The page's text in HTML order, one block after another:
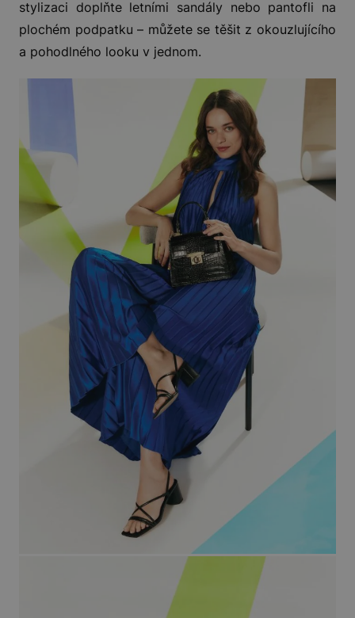
stylizaci doplňte letními sandály nebo pantofli na
plochém podpatku – můžete se těšit z okouzlujícího
a pohodlného looku v jednom.